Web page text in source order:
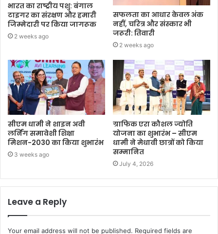
भारत का राष्ट्रीय पशु: बंगाल
टाइगर का संरक्षण और हमारी
जिम्मेदारी पर किया जागरूक
2 weeks ago
सफलता का आधार केवल अंक
नहीं, चरित्र और संस्कार भी
जरूरी: तिवारी
2 weeks ago
सीएम धामी ने शाइन अवी
लर्निंग समावेशी शिक्षा
मिशन-2030 का किया शुभारंभ
3 weeks ago
ग्राफिक एरा कौशल ज्योति
योजना का शुभारंभ – सीएम
धामी ने मेधावी छात्रों को किया
सम्मानित
July 4, 2026
Leave a Reply
Your email address will not be published. Required fields are